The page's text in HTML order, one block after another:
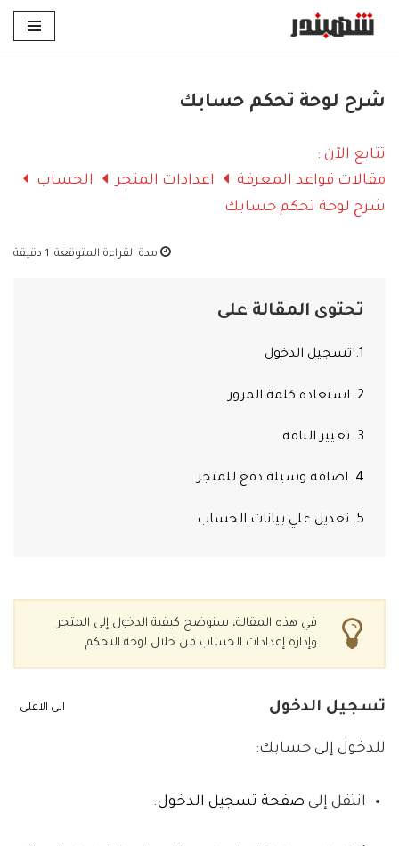
المحتوى
شرح لوحة تحكم حسابك
تتابع الآن :
مقالات قواعد المعرفة
اعدادات المتجر
الحساب
شرح لوحة تحكم حسابك
مدة القراءة المتوقعة: 1 دقيقة
تحتوى المقالة على
1. تسجيل الدخول
2. استعادة كلمة المرور
3. تغيير الباقة
4. اضافة وسيلة دفع للمتجر
5. تعديل علي بيانات الحساب
في هذه المقالة، سنوضح كيفية الدخول إلى المتجر
وإدارة إعدادات الحساب من خلال لوحة التحكم
تسجيل الدخول الى الاعلى
للدخول إلى حسابك:
انتقل إلى صفحة تسجيل الدخول.